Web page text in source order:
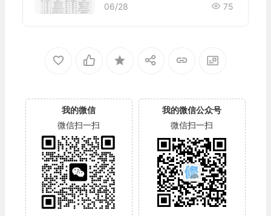
06/28 75
我的微信
微信扫一扫
我的微信公众号
微信扫一扫